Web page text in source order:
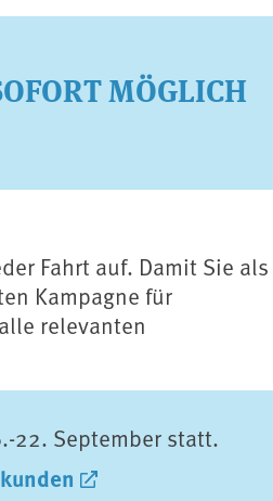
MÖGLICH
Fahrt auf. Damit Sie als
Kampagne für
relevanten
22. September statt.